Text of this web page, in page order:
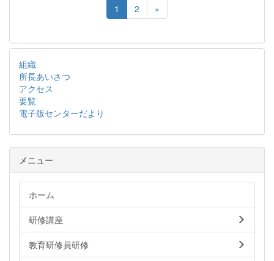
1 2 »
組織
所長あいさつ
アクセス
要覧
電子版センターだより
メニュー
ホーム
研修講座
教育研修員研修